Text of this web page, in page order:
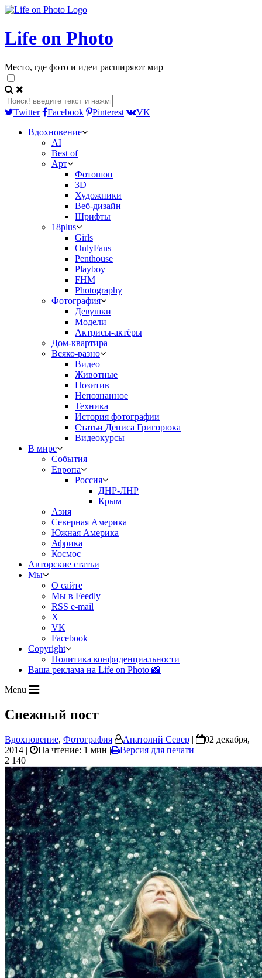
Life on Photo
Место, где фото и идеи расширяют мир
Twitter Facebook Pinterest
VK
Вдохновение
AI
Best of
Арт
Фотошоп
3D
Художники
Веб-дизайн
Шрифты
18plus
Girls
OnlyFans
Penthouse
Playboy
FHM
Photography
Фотография
Девушки
Модели
Актрисы-актёры
Дом-квартира
Всяко-разно
Видео
Животные
Позитив
Непознанное
Техника
История фотографии
Статьи Дениса Григорюка
Видеокурсы
В мире
События
Европа
Россия
ДНР-ЛНР
Крым
Азия
Северная Америка
Южная Америка
Африка
Космос
Авторские статьи
Мы
О сайте
Мы в Feedly
RSS e-mail
X
VK
Facebook
Copyright
Политика конфиденциальности
Ваша реклама на Life on Photo 📸
Menu
Снежный пост
Вдохновение, Фотография Анатолий Север |
02 декабря,
2014 |
На чтение: 1 мин |
Версия для печати
2 140